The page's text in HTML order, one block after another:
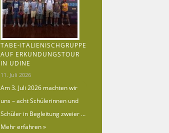
TABE-ITALIENISCHGRUPPE
AUF ERKUNDUNGSTOUR
IN UDINE
11. Juli 2026
Am 3. Juli 2026 machten wir
uns – acht Schülerinnen und
Schüler in Begleitung zweier …
Mehr erfahren »